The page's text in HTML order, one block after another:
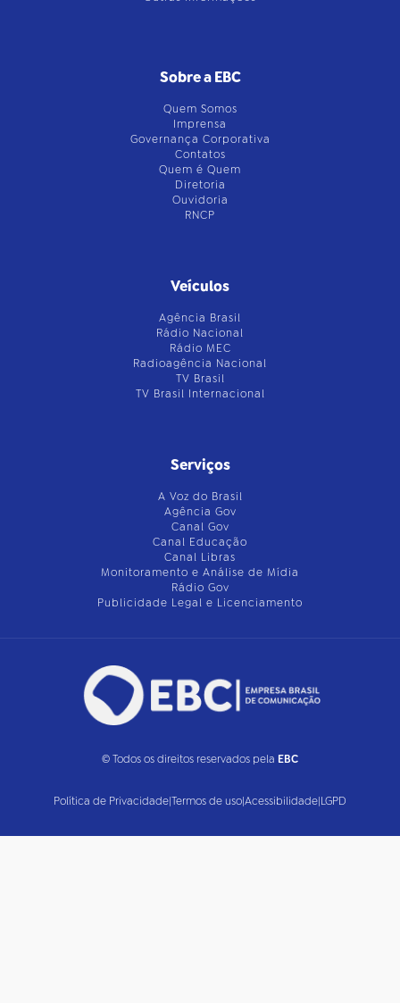
Sobre a EBC
Quem Somos
Imprensa
Governança Corporativa
Contatos
Quem é Quem
Diretoria
Ouvidoria
RNCP
Veículos
Agência Brasil
Rádio Nacional
Rádio MEC
Radioagência Nacional
TV Brasil
TV Brasil Internacional
Serviços
A Voz do Brasil
Agência Gov
Canal Gov
Canal Educação
Canal Libras
Monitoramento e Análise de Mídia
Rádio Gov
Publicidade Legal e Licenciamento
© Todos os direitos reservados pela EBC
Política de Privacidade|Termos de uso|Acessibilidade|LGPD